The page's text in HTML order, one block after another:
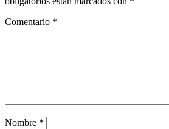
Comentario *
Nombre *